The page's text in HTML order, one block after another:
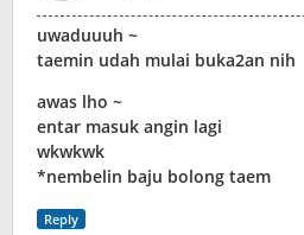
uwaduuuh ~
taemin udah mulai buka2an nih
awas lho ~
entar masuk angin lagi
wkwkwk
*nembelin baju bolong taem
Reply